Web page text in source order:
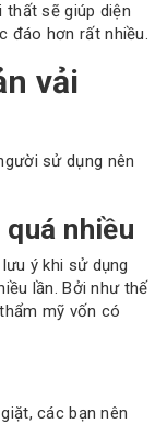
sẽ giúp diện
đáo hơn rất nhiều.
vải
sử dụng nên
nhiều
ý khi sử dụng
lần. Bởi như thế
mỹ vốn có
các bạn nên